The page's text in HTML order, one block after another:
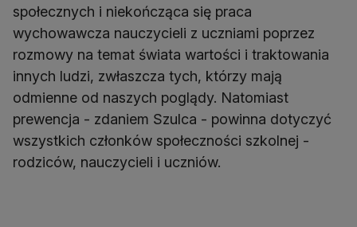
społecznych i niekończąca się praca
wychowawcza nauczycieli z uczniami poprzez
rozmowy na temat świata wartości i traktowania
innych ludzi, zwłaszcza tych, którzy mają
odmienne od naszych poglądy. Natomiast
prewencja - zdaniem Szulca - powinna dotyczyć
wszystkich członków społeczności szkolnej -
rodziców, nauczycieli i uczniów.